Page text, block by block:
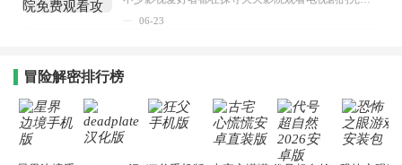
06-23
冒险解密排行榜